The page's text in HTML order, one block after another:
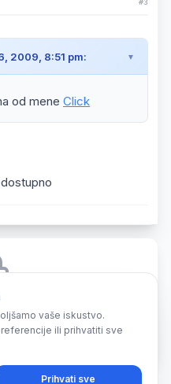
#3
2009, 8:51 pm:
od mene Click
odgovorili na ovu temu.
vaše iskustvo.
ili prihvatiti sve
Prihvati sve